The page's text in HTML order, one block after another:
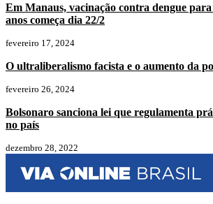
Em Manaus, vacinação contra dengue para
anos começa dia 22/2
fevereiro 17, 2024
O ultraliberalismo facista e o aumento da
fevereiro 26, 2024
Bolsonaro sanciona lei que regulamenta
no país
dezembro 28, 2022